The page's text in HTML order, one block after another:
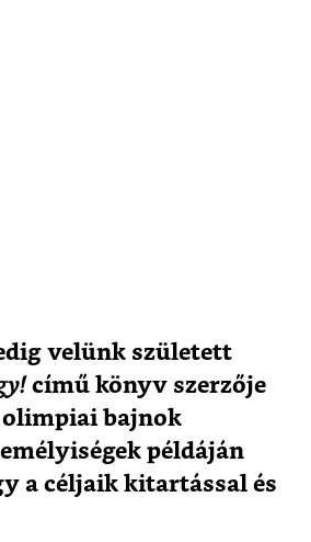
velünk született
című könyv szerzője
olimpiai bajnok
példáján
a céljaik kitartással és